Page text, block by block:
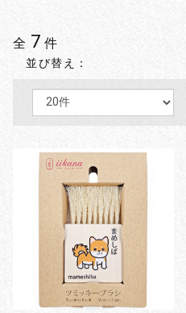
全 7 件
並び替え：